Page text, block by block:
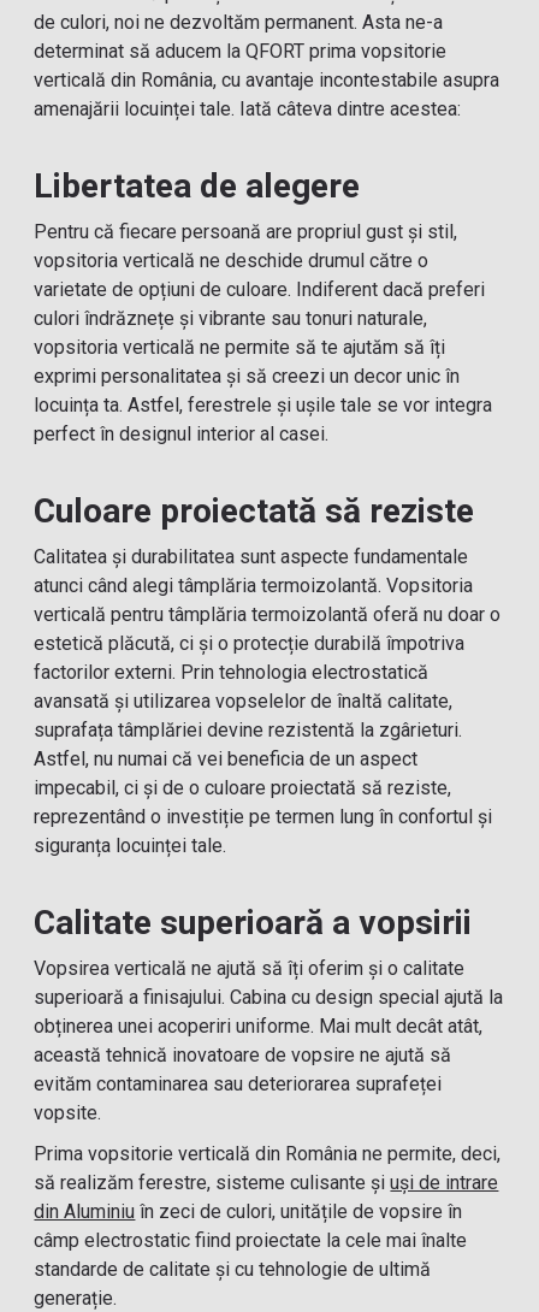
de culori, noi ne dezvoltăm permanent. Asta ne-a
determinat să aducem la QFORT prima vopsitorie
verticală din România, cu avantaje incontestabile asupra
amenajării locuinței tale. Iată câteva dintre acestea:
Libertatea de alegere
Pentru că fiecare persoană are propriul gust și stil,
vopsitoria verticală ne deschide drumul către o
varietate de opțiuni de culoare. Indiferent dacă preferi
culori îndrăznețe și vibrante sau tonuri naturale,
vopsitoria verticală ne permite să te ajutăm să îți
exprimi personalitatea și să creezi un decor unic în
locuința ta. Astfel, ferestrele și ușile tale se vor integra
perfect în designul interior al casei.
Culoare proiectată să reziste
Calitatea și durabilitatea sunt aspecte fundamentale
atunci când alegi tâmplăria termoizolantă. Vopsitoria
verticală pentru tâmplăria termoizolantă oferă nu doar o
estetică plăcută, ci și o protecție durabilă împotriva
factorilor externi. Prin tehnologia electrostatică
avansată și utilizarea vopselelor de înaltă calitate,
suprafața tâmplăriei devine rezistentă la zgârieturi.
Astfel, nu numai că vei beneficia de un aspect
impecabil, ci și de o culoare proiectată să reziste,
reprezentând o investiție pe termen lung în confortul și
siguranța locuinței tale.
Calitate superioară a vopsirii
Vopsirea verticală ne ajută să îți oferim și o calitate
superioară a finisajului. Cabina cu design special ajută la
obținerea unei acoperiri uniforme. Mai mult decât atât,
această tehnică inovatoare de vopsire ne ajută să
evităm contaminarea sau deteriorarea suprafeței
vopsite.
Prima vopsitorie verticală din România ne permite, deci,
să realizăm ferestre, sisteme culisante șiuși de intrare
din Aluminiu în zeci de culori, unitățile de vopsire în
câmp electrostatic fiind proiectate la cele mai înalte
standarde de calitate și cu tehnologie de ultimă
generație.